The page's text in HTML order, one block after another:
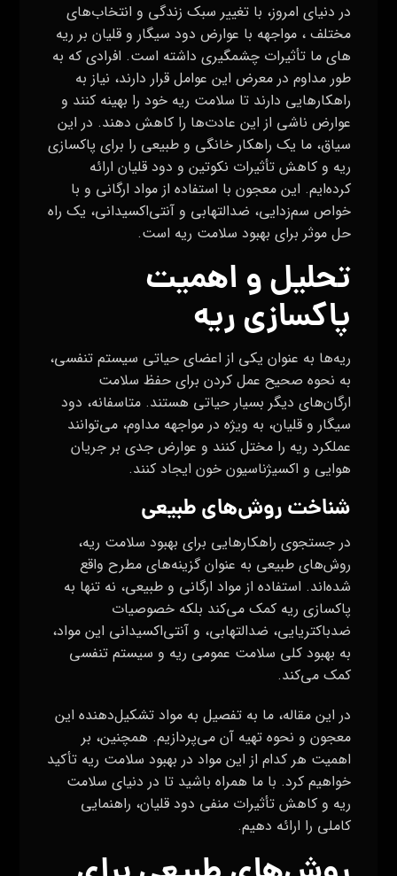
در دنیای امروز، با تغییر سبک زندگی و انتخاب‌های
مختلف ، مواجهه با عوارض دود سیگار و قلیان بر ریه‌
های ما تأثیرات چشمگیری داشته است. افرادی که به
طور مداوم در معرض این عوامل قرار دارند، نیاز به
راهکارهایی دارند تا سلامت ریه خود را بهینه کنند و
عوارض ناشی از این عادت‌ها را کاهش دهند. در این
سیاق، ما یک راهکار خانگی و طبیعی را برای پاکسازی
ریه و کاهش تأثیرات نکوتین و دود قلیان ارائه
کرده‌ایم. این معجون با استفاده از مواد ارگانی و با
خواص سم‌زدایی، ضدالتهابی و آنتی‌اکسیدانی، یک راه
حل موثر برای بهبود سلامت ریه است.
تحلیل و اهمیت
پاکسازی ریه
ریه‌ها به عنوان یکی از اعضای حیاتی سیستم تنفسی،
به نحوه صحیح عمل کردن برای حفظ سلامت
ارگان‌های دیگر بسیار حیاتی هستند. متاسفانه، دود
سیگار و قلیان، به ویژه در مواجهه مداوم، می‌توانند
عملکرد ریه را مختل کنند و عوارض جدی بر جریان
هوایی و اکسیژناسیون خون ایجاد کنند.
شناخت روش‌های طبیعی
در جستجوی راهکارهایی برای بهبود سلامت ریه،
روش‌های طبیعی به عنوان گزینه‌های مطرح واقع
شده‌اند. استفاده از مواد ارگانی و طبیعی، نه تنها به
پاکسازی ریه کمک می‌کند بلکه خصوصیات
ضدباکتریایی، ضدالتهابی، و آنتی‌اکسیدانی این مواد،
به بهبود کلی سلامت عمومی ریه و سیستم تنفسی
کمک می‌کند.
در این مقاله، ما به تفصیل به مواد تشکیل‌دهنده این
معجون و نحوه تهیه آن می‌پردازیم. همچنین، بر
اهمیت هر کدام از این مواد در بهبود سلامت ریه تأکید
خواهیم کرد. با ما همراه باشید تا در دنیای سلامت
ریه و کاهش تأثیرات منفی دود قلیان، راهنمایی
کاملی را ارائه دهیم.